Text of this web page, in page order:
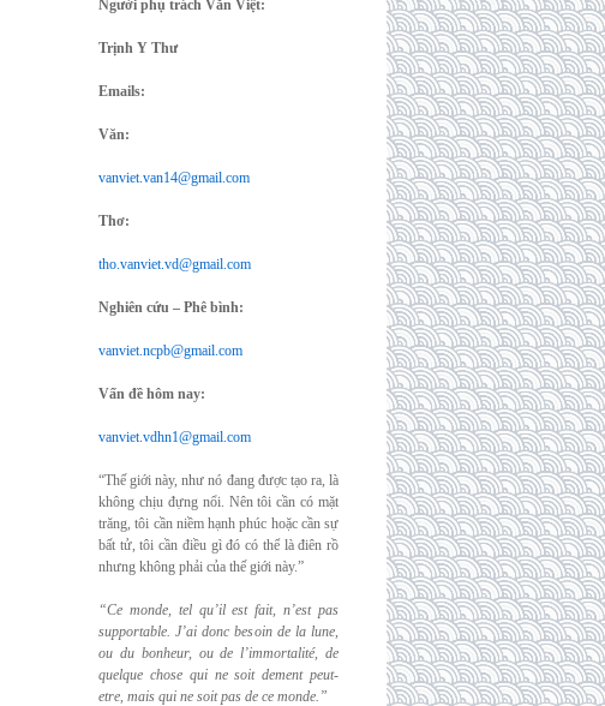
Người phụ trách Văn Việt:
Trịnh Y Thư
Emails:
Văn:
vanviet.van14@gmail.com
Thơ:
tho.vanviet.vd@gmail.com
Nghiên cứu – Phê bình:
vanviet.ncpb@gmail.com
Vấn đề hôm nay:
vanviet.vdhn1@gmail.com
“Thế giới này, như nó đang được tạo ra, là
không chịu đựng nổi. Nên tôi cần có mặt
trăng, tôi cần niềm hạnh phúc hoặc cần sự
bất tử, tôi cần điều gì đó có thể là điên rồ
nhưng không phải của thế giới này.”
“Ce monde, tel qu’il est fait, n’est pas
supportable. J’ai donc besoin de la lune,
ou du bonheur, ou de l’immortalité, de
quelque chose qui ne soit dement peut-
etre, mais qui ne soit pas de ce monde.”